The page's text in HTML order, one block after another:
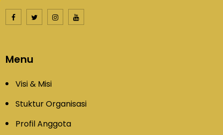
Menu
Visi & Misi
Stuktur Organisasi
Profil Anggota